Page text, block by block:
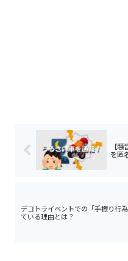
【
を匿
デコトライベントでの「手振り行
ている理由とは？